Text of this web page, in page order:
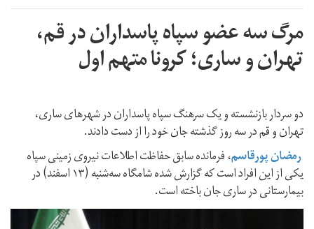
مرگ سه عضو سپاه پاسداران در قم،
تهران و ساری؛ کرونا متهم اول
دو سردار بازنشسته و یک سرهنگ سپاه پاسداران در شهر‌های ساری،
تهران و قم در سه روز گذشته جان خود را از دست دادند.
رمضان پورقاسم، فرمانده سابق حفاظت اطلاعات نیروی زمینی سپاه
یکی از این افراد است که گزارش شده شامگاه سه‌شنبه (۱۳ اسفند) در
بیمارستانی در ساری جان باخته است.